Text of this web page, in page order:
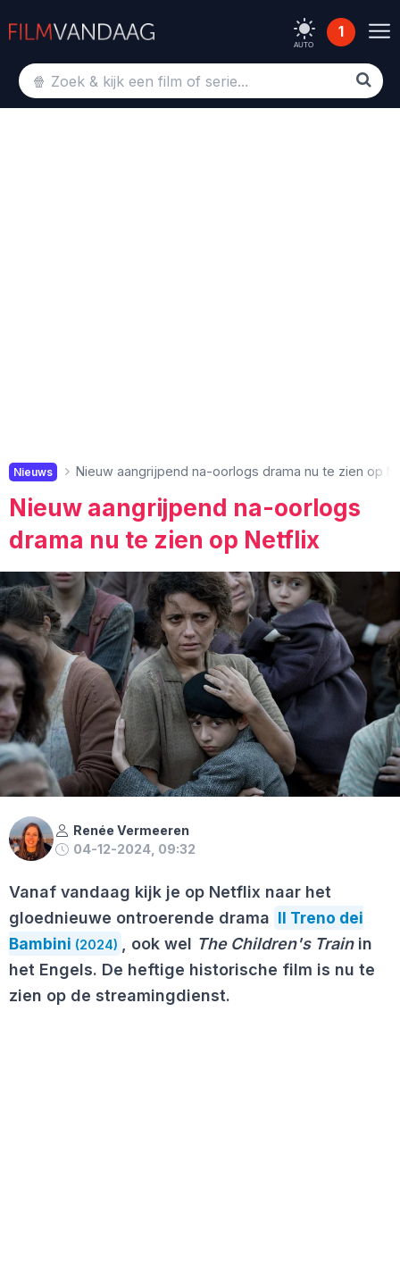
AUTO
1
Nieuws Nieuw aangrijpend na-oorlogs drama nu te zien op
Nieuw aangrijpend na-oorlogs
drama nu te zien op Netflix
Renée Vermeeren
04-12-2024, 09:32
Vanaf vandaag kijk je op Netflix naar het
gloednieuwe ontroerende drama Il Treno dei
Bambini (2024) , ook wel The Children's Trainin
het Engels. De heftige historische film is nu te
zien op de streamingdienst.